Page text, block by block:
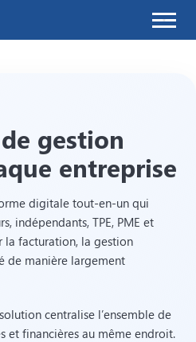
gestion
entreprise
digitale tout-en-un qui
indépendants, TPE, PME et
la facturation, la gestion
de manière largement
centralise l’ensemble de
et financières au même endroit.